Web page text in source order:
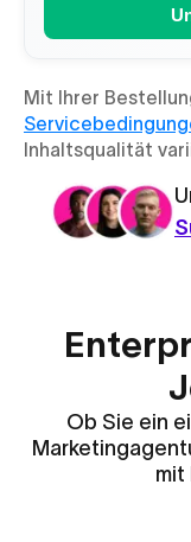
Mit Ihrer
Inhaltsqualität
Ob Sie ein
mit